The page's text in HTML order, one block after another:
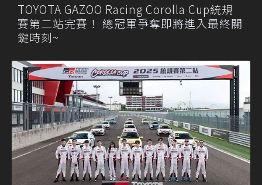
TOYOTA GAZOO Racing Corolla Cup統規
賽第二站完賽！ 總冠軍爭奪即將進入最終關
鍵時刻~